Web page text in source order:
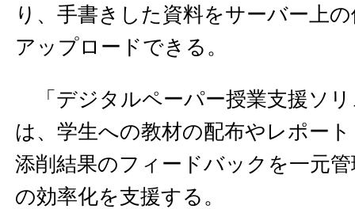
り、手書きした資料をサーバー上
アップロードできる。
「デジタルペーパー授業支援ソ
は、学生への教材の配布やレポー
添削結果のフィードバックを一元
の効率化を支援する。